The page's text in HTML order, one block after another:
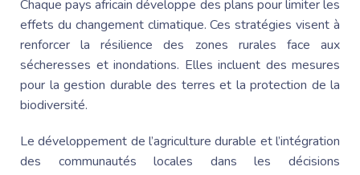
Chaque pays africain développe des plans pour limiter les
effets du changement climatique. Ces stratégies visent à
renforcer la résilience des zones rurales face aux
sécheresses et inondations. Elles incluent des mesures
pour la gestion durable des terres et la protection de la
biodiversité.
Le développement de l’agriculture durable et l’intégration
des communautés locales dans les décisions